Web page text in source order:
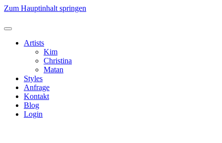
Zum Hauptinhalt springen
Artists
Kim
Christina
Matan
Styles
Anfrage
Kontakt
Blog
Login